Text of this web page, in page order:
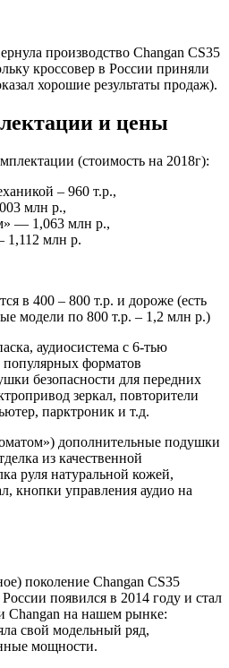
производство Changan CS35
кроссовер в России приняли
хорошие результаты продаж).
и цены
(стоимость на 2018г):
– 960 т.р.,
млн р.,
— 1,063 млн р.,
1,112 млн р.
в 400 – 800 т.р. и дороже (есть
модели по 800 т.р. – 1,2 млн р.)
аудиосистема с 6-тью
форматов
безопасности для передних
зеркал, повторители
парктроник и т.д.
дополнительные подушки
из качественной
руля натуральной кожей,
кнопки управления аудио на
поколение Changan CS35
появился в 2014 году и стал
Changan на нашем рынке:
свой модельный ряд,
мощности.